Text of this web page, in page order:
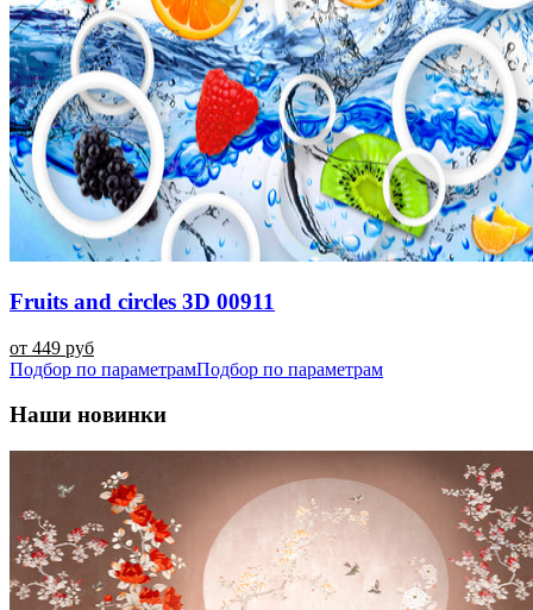
Fruits and circles 3D 00911
от 449 руб
Подбор по параметрамПодбор по параметрам
Наши новинки